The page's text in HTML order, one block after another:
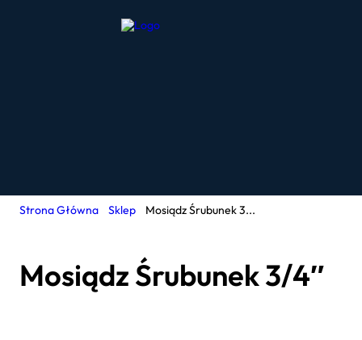
Strona Główna Sklep Mosiądz Śrubunek 3...
Mosiądz Śrubunek 3/4″